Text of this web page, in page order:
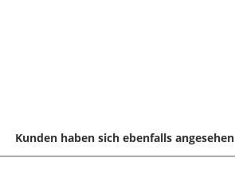
Kunden haben sich ebenfalls angesehen